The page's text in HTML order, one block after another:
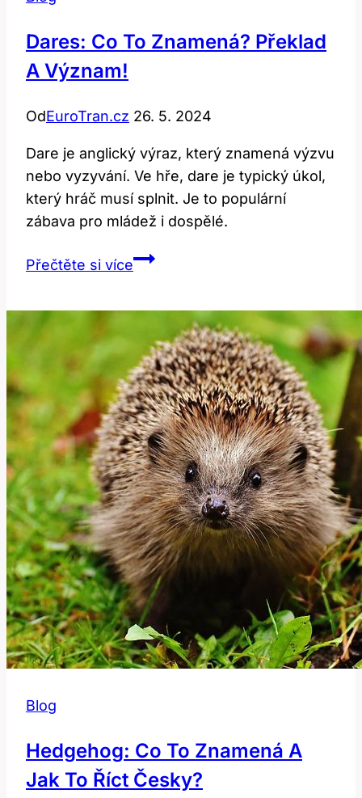
Dares: Co To Znamená? Překlad
A Význam!
OdEuroTran.cz 26. 5. 2024
Dare je anglický výraz, který znamená výzvu
nebo vyzyvání. Ve hře, dare je typický úkol,
který hráč musí splnit. Je to populární
zábava pro mládež i dospělé.
Přečtěte si víceDares:
Znamená?
Překlad
a
Význam!
Blog
Hedgehog: Co To Znamená A
Jak To Říct Česky?